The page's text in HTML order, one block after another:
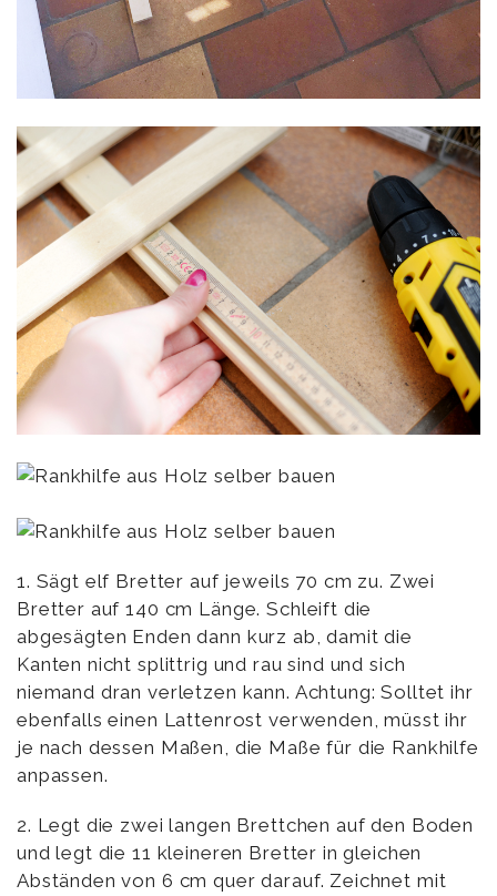
1. Sägt elf Bretter auf jeweils 70 cm zu. Zwei
Bretter auf 140 cm Länge. Schleift die
abgesägten Enden dann kurz ab, damit die
Kanten nicht splittrig und rau sind und sich
niemand dran verletzen kann. Achtung: Solltet ihr
ebenfalls einen Lattenrost verwenden, müsst ihr
je nach dessen Maßen, die Maße für die Rankhilfe
anpassen.
2. Legt die zwei langen Brettchen auf den Boden
und legt die 11 kleineren Bretter in gleichen
Abständen von 6 cm quer darauf. Zeichnet mit